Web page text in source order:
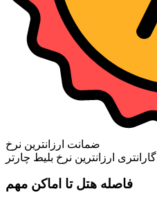
ضمانت ارزانترین نرخ
گارانتری ارزانترین نرخ بلیط چارتر
فاصله هتل تا اماکن مهم